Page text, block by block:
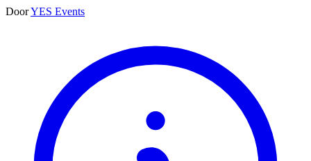
DoorYES Events